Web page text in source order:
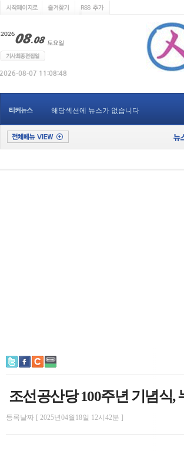
티커뉴스 해당섹션에 뉴스가 없습니다
조선공산당 100주년 기념식,
등록날짜 [ 2025년04월18일 12시42분 ]